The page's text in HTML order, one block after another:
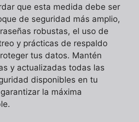
que esta medida debe ser
de seguridad más amplio,
robustas, el uso de
y prácticas de respaldo
tus datos. Mantén
y actualizadas todas las
disponibles en tu
la máxima